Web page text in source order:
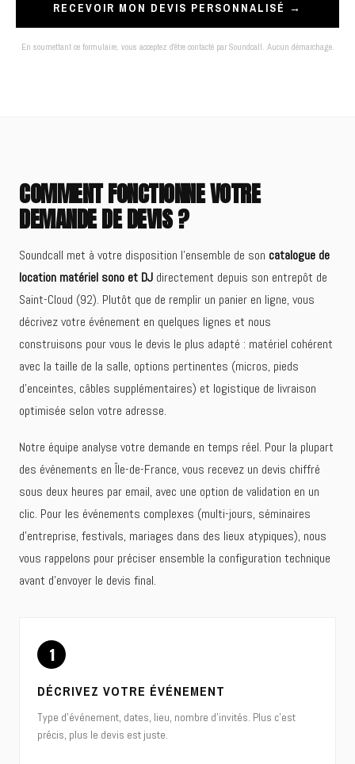
RECEVOIR MON DEVIS PERSONNALISÉ →
En soumettant ce formulaire, vous acceptez d'être contacté par Soundcall. Aucun démarchage.
COMMENT FONCTIONNE VOTRE
DEMANDE DE DEVIS ?
Soundcall met à votre disposition l'ensemble de son catalogue de
location matériel sono et DJ directement depuis son entrepôt de
Saint-Cloud (92). Plutôt que de remplir un panier en ligne, vous
décrivez votre événement en quelques lignes et nous
construisons pour vous le devis le plus adapté : matériel cohérent
avec la taille de la salle, options pertinentes (micros, pieds
d'enceintes, câbles supplémentaires) et logistique de livraison
optimisée selon votre adresse.
Notre équipe analyse votre demande en temps réel. Pour la plupart
des événements en Île-de-France, vous recevez un devis chiffré
sous deux heures par email, avec une option de validation en un
clic. Pour les événements complexes (multi-jours, séminaires
d'entreprise, festivals, mariages dans des lieux atypiques), nous
vous rappelons pour préciser ensemble la configuration technique
avant d'envoyer le devis final.
1
DÉCRIVEZ VOTRE ÉVÉNEMENT
Type d'événement, dates, lieu, nombre d'invités. Plus c'est
précis, plus le devis est juste.